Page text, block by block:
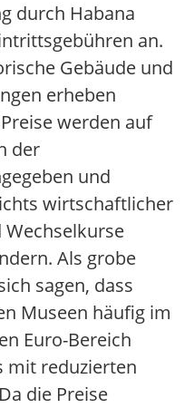
durch Habana
an.
Gebäude und
erheben
werden auf
der
und
wirtschaftlicher
Als grobe
sagen, dass
Museen häufig im
Euro-Bereich
mit reduzierten
die Preise